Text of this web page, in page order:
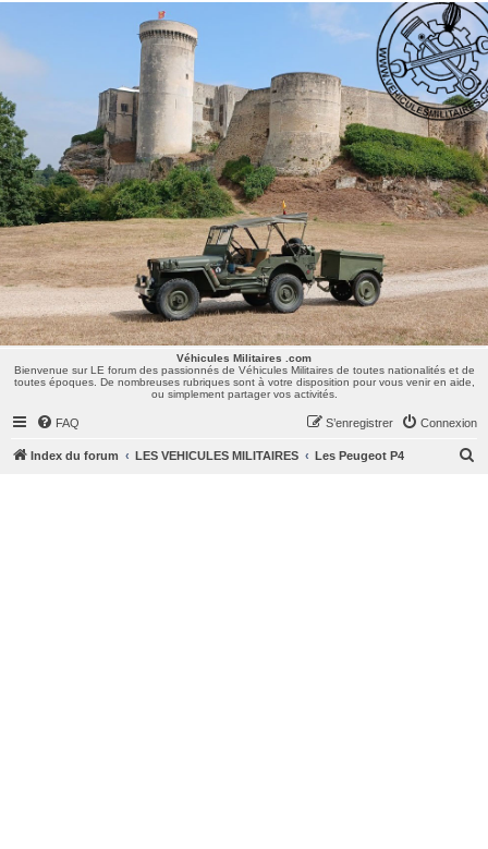
Véhicules Militaires .com
Bienvenue sur LE forum des passionnés de Véhicules Militaires de toutes nationalités et de
toutes époques. De nombreuses rubriques sont à votre disposition pour vous venir en aide,
ou simplement partager vos activités.
Véhicules Militaires .com
Bienvenue sur LE forum des passionnés de Véhicules Militaires de toutes nationalités et de
toutes époques. De nombreuses rubriques sont à votre disposition pour vous venir en aide,
ou simplement partager vos activités.
FAQ Connexion
S’enregistrer
Index du forum LES VEHICULES MILITAIRES Les Peugeot P4